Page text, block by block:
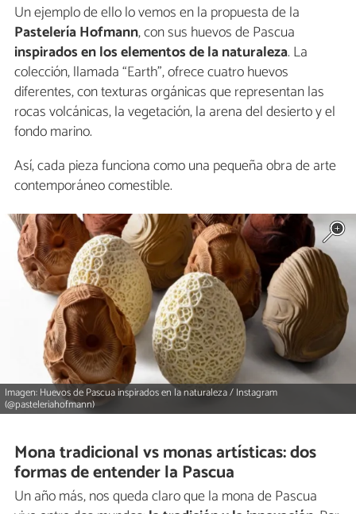
Un ejemplo de ello lo vemos en la propuesta de la
Pastelería Hofmann, con sus huevos de Pascua
inspirados en los elementos de la naturaleza. La
colección, llamada “Earth”, ofrece cuatro huevos
diferentes, con texturas orgánicas que representan las
rocas volcánicas, la vegetación, la arena del desierto y el
fondo marino.
Así, cada pieza funciona como una pequeña obra de arte
contemporáneo comestible.
Imagen: Huevos de Pascua inspirados en la naturaleza / Instagram
(@pasteleriahofmann)
Mona tradicional vs monas artísticas: dos
formas de entender la Pascua
Un año más, nos queda claro que la mona de Pascua